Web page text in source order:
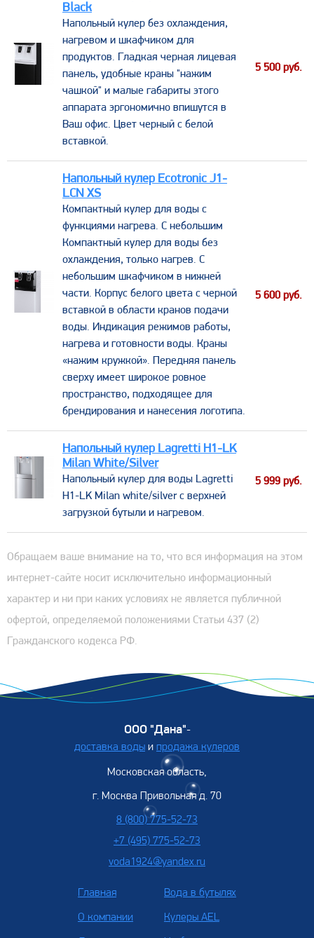
Black
Напольный кулер без охлаждения,
нагревом и шкафчиком для
продуктов. Гладкая черная лицевая
панель, удобные краны "нажим
чашкой" и малые габариты этого
аппарата эргономично впишутся в
Ваш офис. Цвет черный с белой
вставкой.
5 500 руб.
Напольный кулер Ecotronic J1-
LCN XS
Компактный кулер для воды с
функциями нагрева. С небольшим
Компактный кулер для воды без
охлаждения, только нагрев. С
небольшим шкафчиком в нижней
части. Корпус белого цвета с черной
вставкой в области кранов подачи
воды. Индикация режимов работы,
нагрева и готовности воды. Краны
«нажим кружкой». Передняя панель
сверху имеет широкое ровное
пространство, подходящее для
брендирования и нанесения логотипа.
5 600 руб.
Напольный кулер Lagretti H1-LK
Milan White/Silver
​Напольный кулер для воды Lagretti
H1-LK Milan white/silver с верхней
загрузкой бутыли и нагревом.
5 999 руб.
Обращаем ваше внимание на то, что вся информация на этом
интернет-сайте носит исключительно информационный
характер и ни при каких условиях не является публичной
офертой, определяемой положениями Статьи 437 (2)
Гражданского кодекса РФ.
ООО "Дана"-
доставка воды и продажа кулеров
Московская область,
г. Москва Привольная д. 70
8 (800) 775-52-73
+7 (495) 775-52-73
voda1924@yandex.ru
Главная
О компании
Вода в бутылях
Кулеры AEL